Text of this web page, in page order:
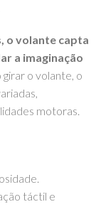
o volante capta
a imaginação
girar o volante, o
motoras.
táctil e